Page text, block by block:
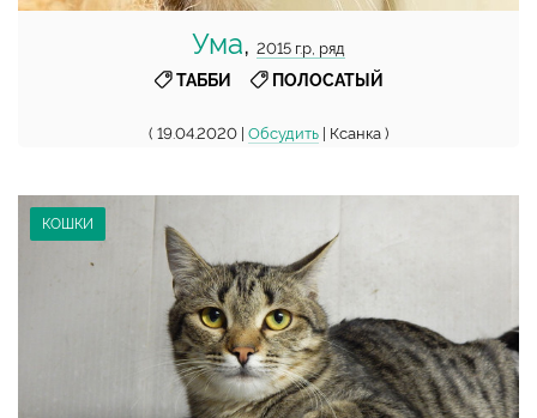
Ума, 2015 г.р, ряд
ТАББИ
ПОЛОСАТЫЙ
( 19.04.2020 | Обсудить | Ксанка )
КОШКИ